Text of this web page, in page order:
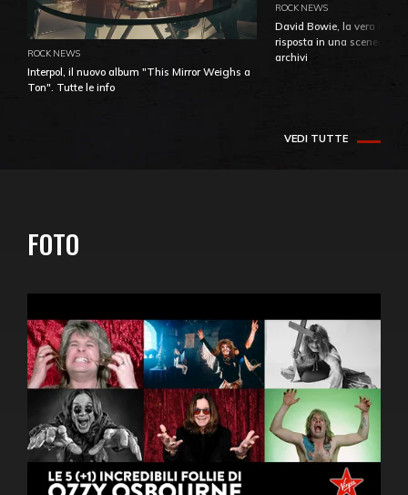
ROCK NEWS
Interpol, il nuovo album "This Mirror Weighs a
Ton". Tutte le info
ROCK NEWS
David Bowie, la vera
risposta in una
archivi
VEDI TUTTE
FOTO